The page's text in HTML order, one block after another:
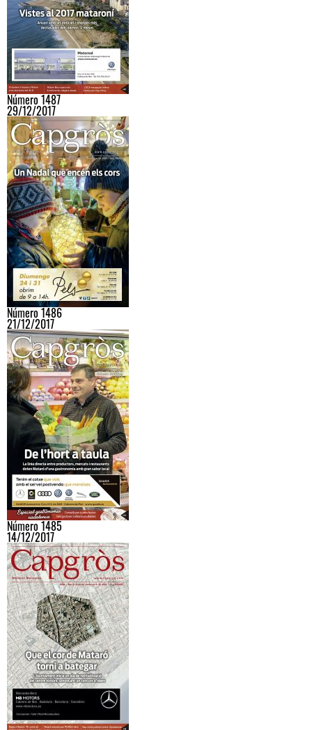
Número 1487
29/12/2017
Número 1486
21/12/2017
Número 1485
14/12/2017